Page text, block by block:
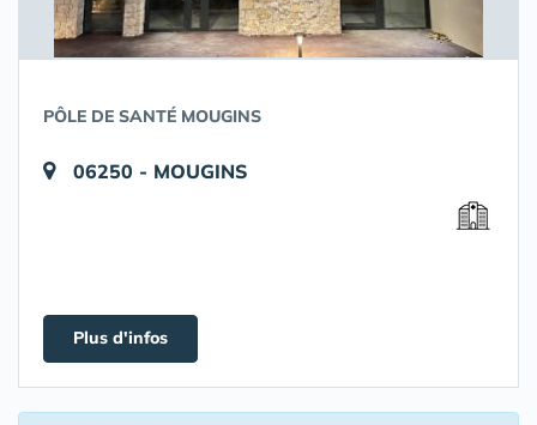
PÔLE DE SANTÉ MOUGINS
06250 - MOUGINS
Plus d'infos